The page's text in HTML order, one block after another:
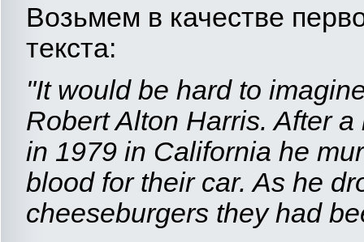
Возьмем в качестве
текста:
"It would be hard to
Robert Alton Harris. After
in 1979 in California he
blood for their car. As he
cheeseburgers they had